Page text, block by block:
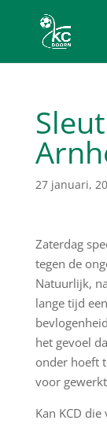
27 januari,
Zaterdag
tegen de
Natuurlijk,
lange tijd
het gevoel
onder hoeft
voor
Kan KCD